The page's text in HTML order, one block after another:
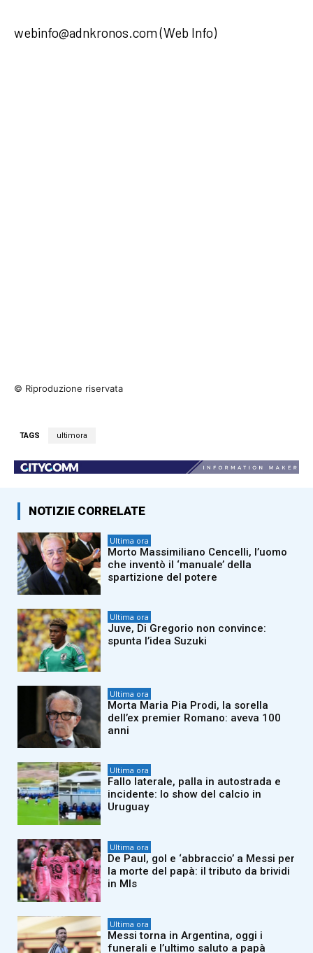
webinfo@adnkronos.com (Web Info)
© Riproduzione riservata
TAGS ultimora
NOTIZIE CORRELATE
Ultima ora
Morto Massimiliano Cencelli, l’uomo
che inventò il ‘manuale’ della
spartizione del potere
Ultima ora
Juve, Di Gregorio non convince:
spunta l’idea Suzuki
Ultima ora
Morta Maria Pia Prodi, la sorella
dell’ex premier Romano: aveva 100
anni
Ultima ora
Fallo laterale, palla in autostrada e
incidente: lo show del calcio in
Uruguay
Ultima ora
De Paul, gol e ‘abbraccio’ a Messi per
la morte del papà: il tributo da brividi
in Mls
Ultima ora
Messi torna in Argentina, oggi i
funerali e l’ultimo saluto a papà